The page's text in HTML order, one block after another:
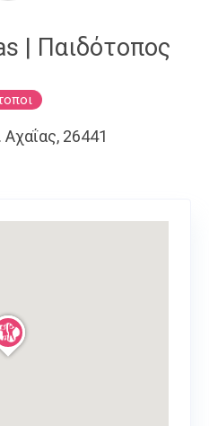
| Παιδότοπος
26441